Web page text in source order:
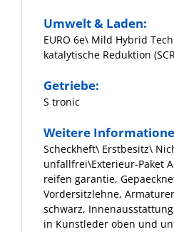
Umwelt & Laden:
EURO 6e\ Mild Hybrid
katalytische Reduktion
Getriebe:
S tronic
Weitere
Scheckheft\ Erstbesitz\
unfallfrei\Exterieur-Paket
reifen garantie,
Vordersitzlehne,
schwarz,
in Kunstleder oben und